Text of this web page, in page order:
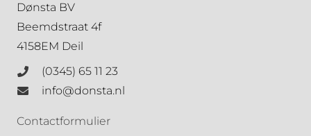
Dønsta BV
Beemdstraat 4f
4158EM Deil
(0345) 65 11 23
info@donsta.nl
Contactformulier